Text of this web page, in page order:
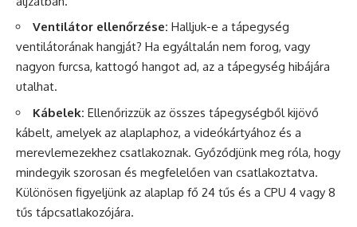
Ventilátor ellenőrzése: Halljuk-e a tápegység
ventilátorának hangját? Ha egyáltalán nem forog, vagy
nagyon furcsa, kattogó hangot ad, az a tápegység hibájára
utalhat.
Kábelek: Ellenőrizzük az összes tápegységből kijövő
kábelt, amelyek az alaplaphoz, a videókártyához és a
merevlemezekhez csatlakoznak. Győződjünk meg róla, hogy
mindegyik szorosan és megfelelően van csatlakoztatva.
Különösen figyeljünk az alaplap fő 24 tűs és a CPU 4 vagy 8
tűs tápcsatlakozójára.